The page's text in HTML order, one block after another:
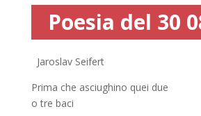
Poesia del 30
Jaroslav Seifert
Prima che asciughino quei due
o tre baci